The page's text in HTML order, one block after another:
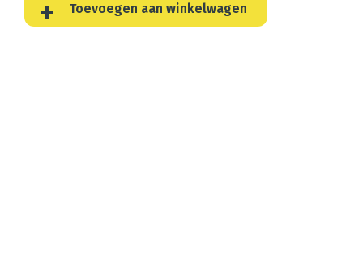
Toevoegen aan winkelwagen